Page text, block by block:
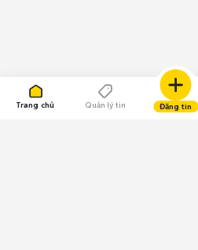
Trang chủ Quản lý tin Đăng tin